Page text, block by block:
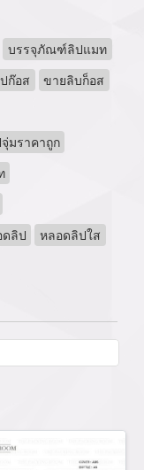
บรรจุภัณฑ์ลิปแมท
ก๊อส
ขายลิบก็อส
มราคาถูก
ลิป
หลอดลิปใส